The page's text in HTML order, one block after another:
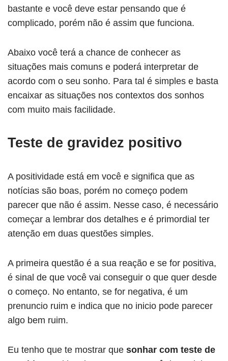
bastante e você deve estar pensando que é
complicado, porém não é assim que funciona.
Abaixo você terá a chance de conhecer as
situações mais comuns e poderá interpretar de
acordo com o seu sonho. Para tal é simples e basta
encaixar as situações nos contextos dos sonhos
com muito mais facilidade.
Teste de gravidez positivo
A positividade está em você e significa que as
notícias são boas, porém no começo podem
parecer que não é assim. Nesse caso, é necessário
começar a lembrar dos detalhes e é primordial ter
atenção em duas questões simples.
A primeira questão é a sua reação e se for positiva,
é sinal de que você vai conseguir o que quer desde
o começo. No entanto, se for negativa, é um
prenuncio ruim e indica que no inicio pode parecer
algo bem ruim.
Eu tenho que te mostrar que sonhar com teste de